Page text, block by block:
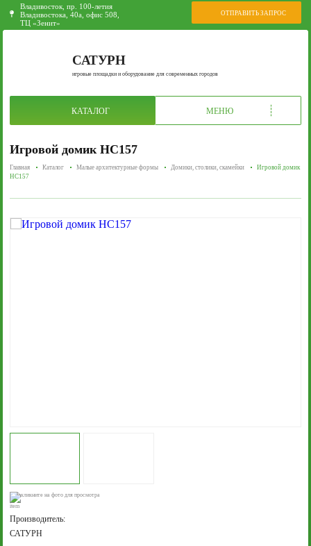
Владивосток, пр. 100-летия
Владивостока, 40а, офис 508,
ТЦ «Зенит»
ОТПРАВИТЬ ЗАПРОС
САТУРН
игровые площадки и оборудование для современных городов
КАТАЛОГ МЕНЮ
Игровой домик НС157
Главная Каталог Малые архитектурные формы Домики, столики, скамейки
Игровой домик
НС157
кликните на фото для просмотра
Производитель:
САТУРН